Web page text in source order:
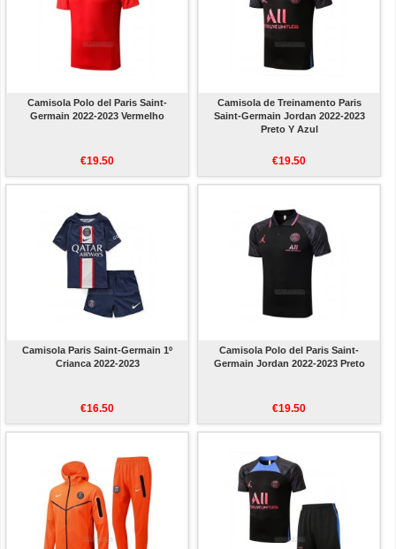
Camisola Polo del Paris Saint-
Germain 2022-2023 Vermelho
€19.50
Camisola de Treinamento Paris
Saint-Germain Jordan 2022-2023
Preto Y Azul
€19.50
Camisola Paris Saint-Germain 1º
Crianca 2022-2023
€16.50
Camisola Polo del Paris Saint-
Germain Jordan 2022-2023 Preto
€19.50